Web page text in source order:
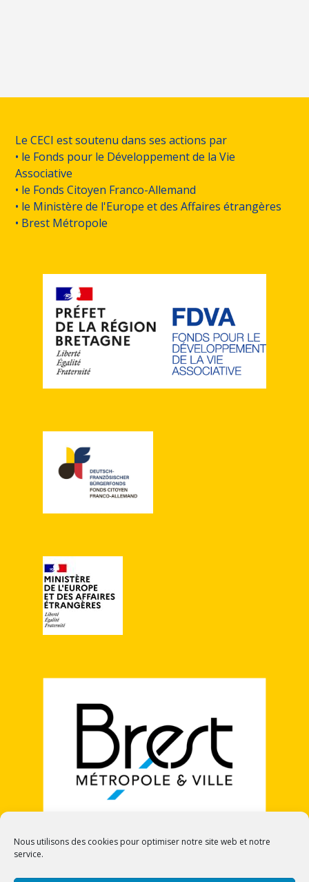
Nous utilisons des cookies pour optimiser notre site web et notre
service.
Le CECI est soutenu dans ses actions par
• le Fonds pour le Développement de la Vie
Associative
• le Fonds Citoyen Franco-Allemand
• le Ministère de l'Europe et des Affaires étrangères
• Brest Métropole